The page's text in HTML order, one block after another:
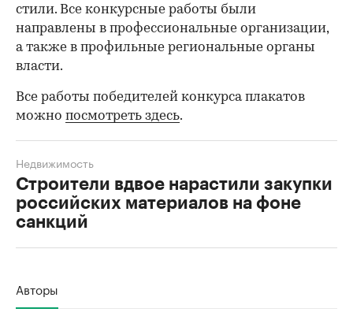
стили. Все конкурсные работы были
направлены в профессиональные организации,
а также в профильные региональные органы
власти.
00:00 / 00:00
Все работы победителей конкурса плакатов
можно посмотреть здесь.
Строители вдвое нарастили закупки
российских материалов на фоне
санкций
Недвижимость
Авторы